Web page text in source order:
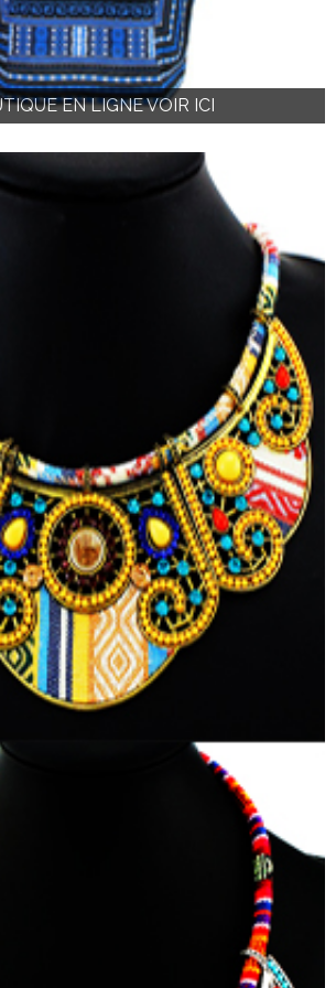
EN LIGNE VOIR ICI